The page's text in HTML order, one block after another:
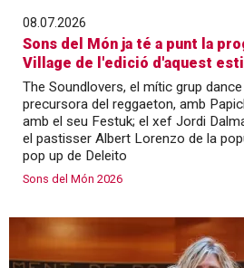
08.07.2026
Sons del Món ja té a punt la
Village de l'edició d'aquest
The Soundlovers, el mític grup
precursora del reggaeton, amb
amb el seu Festuk; el xef Jordi
el pastisser Albert Lorenzo de la
pop up de Deleito
Sons del Món 2026